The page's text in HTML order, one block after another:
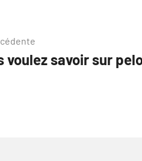
voulez savoir sur